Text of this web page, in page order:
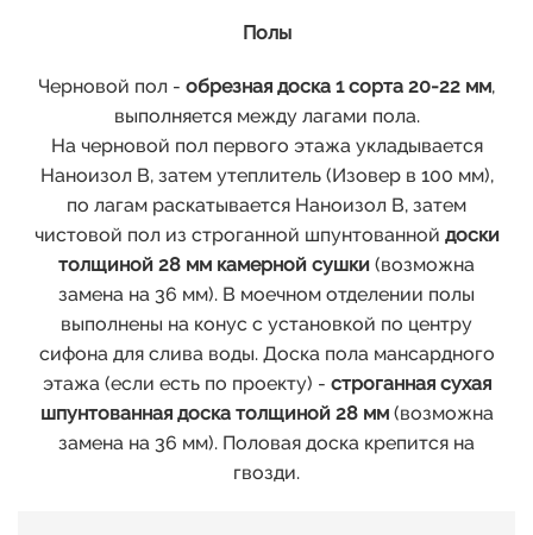
Полы
Черновой пол - обрезная доска 1 сорта 20-22 мм,
выполняется между лагами пола.
На черновой пол первого этажа укладывается
Наноизол В, затем утеплитель (Изовер в 100 мм),
по лагам раскатывается Наноизол В, затем
чистовой пол из строганной шпунтованной доски
толщиной 28 мм камерной сушки (возможна
замена на 36 мм). В моечном отделении полы
выполнены на конус с установкой по центру
сифона для слива воды. Доска пола мансардного
этажа (если есть по проекту) - строганная сухая
шпунтованная доска толщиной 28 мм(возможна
замена на 36 мм). Половая доска крепится на
гвозди.